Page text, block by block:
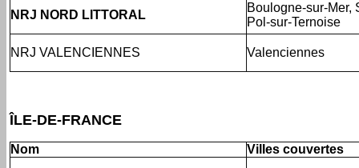
NRJ NORD LITTORAL
Boulogne-sur-Mer,
Pol-sur-Ternoise
NRJ VALENCIENNES Valenciennes
ÎLE-DE-FRANCE
Nom Villes couvertes